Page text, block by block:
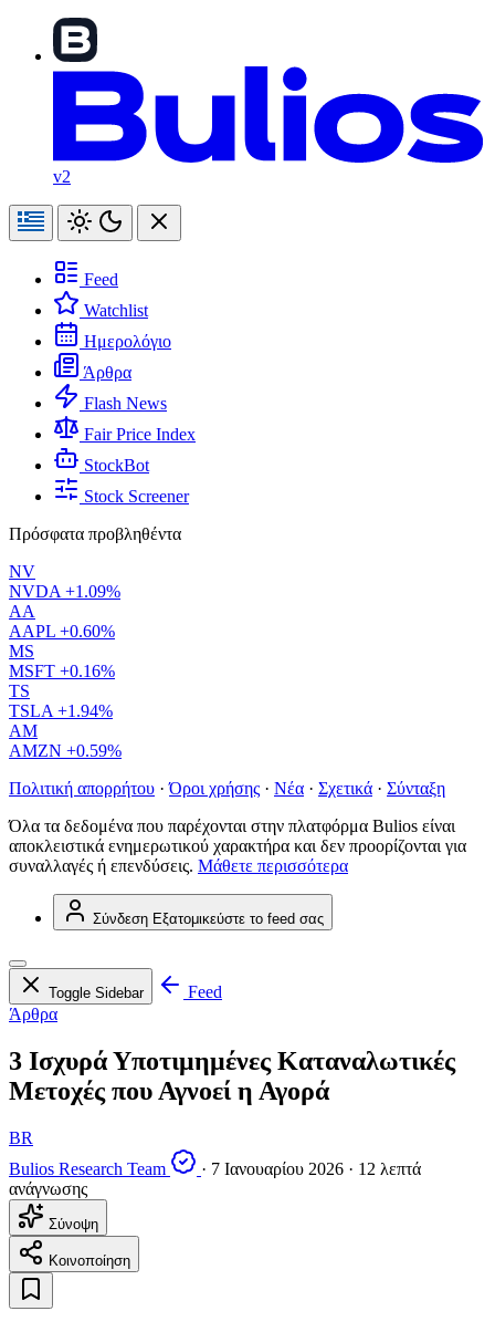
v2
Feed
Watchlist
Ημερολόγιο
Άρθρα
Flash News
Fair Price Index
StockBot
Stock Screener
Πρόσφατα προβληθέντα
NV
NVDA +1.09%
AA
AAPL +0.60%
MS
MSFT +0.16%
TS
TSLA +1.94%
AM
AMZN +0.59%
Πολιτική απορρήτου · Όροι χρήσης · Νέα · Σχετικά · Σύνταξη
Όλα τα δεδομένα που παρέχονται στην πλατφόρμα Bulios είναι
αποκλειστικά ενημερωτικού χαρακτήρα και δεν προορίζονται για
συναλλαγές ή επενδύσεις. Μάθετε περισσότερα
Σύνδεση Εξατομικεύστε το feed σας
Toggle Sidebar
Feed
Άρθρα
3 Ισχυρά Υποτιμημένες Καταναλωτικές
Μετοχές που Αγνοεί η Αγορά
BR
Bulios Research Team
· 7 Ιανουαρίου 2026 · 12 λεπτά
ανάγνωσης
Σύνοψη
Κοινοποίηση